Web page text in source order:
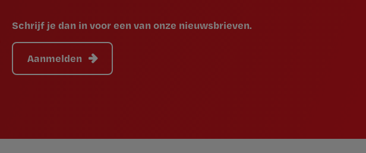
Schrijf je dan in voor een van onze nieuwsbrieven.
Aanmelden